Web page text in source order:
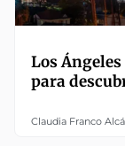
Los
para
Claudia Franco